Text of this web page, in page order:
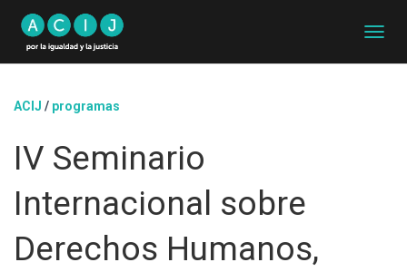
A
ACIJ / programas
IV Seminario
Internacional sobre
Derechos Humanos,